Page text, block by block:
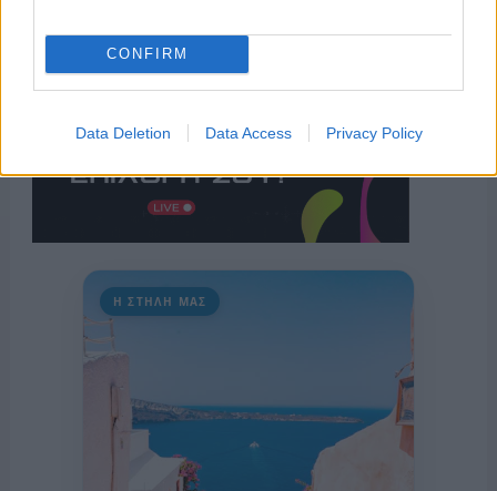
CONFIRM
Data Deletion Data Access Privacy Policy
Η ΣΤΗΛΗ ΜΑΣ